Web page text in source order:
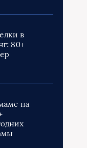
в
80+
на